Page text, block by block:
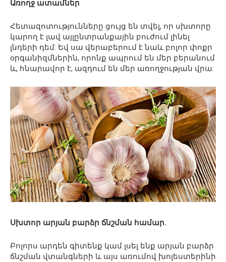
Առողջ ատամներ
Հետազոտությունները ցույց են տվել, որ սխտորը
կարող է լավ այլընտրանքային բուժում լինել
լնդերի դեմ: Եվ սա վերաբերում է նաև բոլոր փոքր
օրգանիզմներին, որոնք ապրում են մեր բերանում
և, հնարավոր է, ազդում են մեր առողջության վրա:
Սխտոր արյան բարձր ճնշման համար.
Բոլորս արդեն գիտենք կամ լսել ենք արյան բարձր
ճնշման վտանգների և այս առումով խոլեստերինի